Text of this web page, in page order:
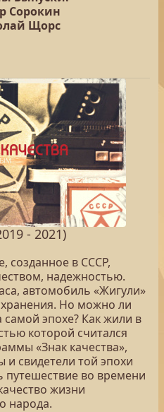
Сорокин
Щорс
- 2021)
созданное в СССР,
надежностью.
автомобиль «Жигули»
Но можно ли
самой эпохе? Как жили в
которой считался
«Знак качества»,
свидетели той эпохи
путешествие во времени
жизни
народа.